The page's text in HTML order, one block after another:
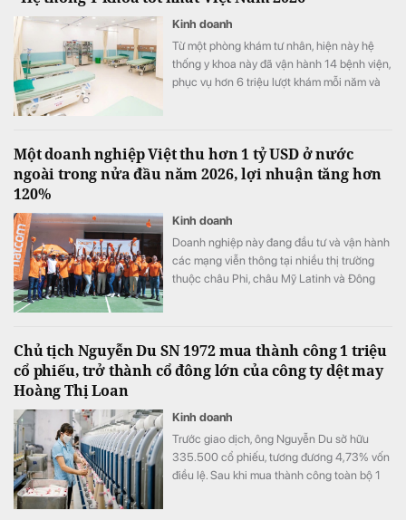
Kinh doanh
Từ một phòng khám tư nhân, hiện này hệ
thống y khoa này đã vận hành 14 bệnh viện,
phục vụ hơn 6 triệu lượt khám mỗi năm và
Một doanh nghiệp Việt thu hơn 1 tỷ USD ở nước
ngoài trong nửa đầu năm 2026, lợi nhuận tăng hơn
120%
Kinh doanh
Doanh nghiệp này đang đầu tư và vận hành
các mạng viễn thông tại nhiều thị trường
thuộc châu Phi, châu Mỹ Latinh và Đông
Chủ tịch Nguyễn Du SN 1972 mua thành công 1 triệu
cổ phiếu, trở thành cổ đông lớn của công ty dệt may
Hoàng Thị Loan
Kinh doanh
Trước giao dịch, ông Nguyễn Du sở hữu
335.500 cổ phiếu, tương đương 4,73% vốn
điều lệ. Sau khi mua thành công toàn bộ 1